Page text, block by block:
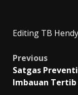
Editing TB
Post
Previous
Satgas
Imbauan